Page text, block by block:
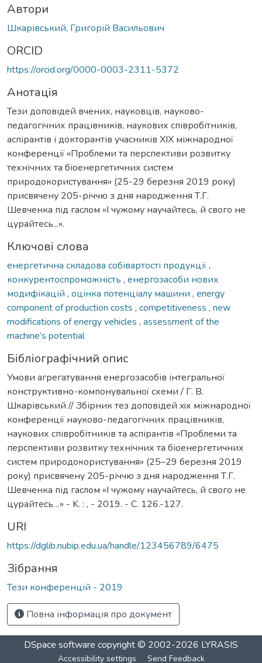
Автори
Шкарівський, Григорій Васильович
ORCID
https://orcid.org/0000-0003-2311-5372
Анотація
Тези доповідей вчених, науковців, науково-
педагогічних працівників, наукових співробітників,
аспірантів і докторантів учасників XIX міжнародної
конференції «Проблеми та перспективи розвитку
технічних та біоенергетичних систем
природокористування» (25-29 березня 2019 року)
присвячену 205-річчю з дня народження Т.Г.
Шевченка під гаслом «І чужому научайтесь, й свого не
цурайтесь...».
Ключові слова
енергетична складова собівартості продукції,
конкурентоспроможність , енергозасоби нових
модифікацій , оцінка потенціалу машини , energy
component of production costs , competitiveness , new
modifications of energy vehicles , assessment of the
machine’s potential
Бібліографічний опис
Умови агрегатування енергозасобів інтегральної
конструктивно-компонувальної схеми / Г. В.
Шкарівський // Збірник тез доповідей xiх міжнародної
конференції науково-педагогічних працівників,
наукових співробітників та аспірантів «Проблеми та
перспективи розвитку технічних та біоенергетичних
систем природокористування» (25–29 березня 2019
року) присвячену 205-річчю з дня народження Т.Г.
Шевченка під гаслом «І чужому научайтесь, й свого не
цурайтесь…» - K. : , - 2019. - С. 126.-127.
URI
https://dglib.nubip.edu.ua/handle/123456789/6475
Зібрання
Тези конференцій - 2019
Повна інформація про документ
DSpace software copyright © 2002-2026 LYRASIS
Accessibility settings Send Feedback